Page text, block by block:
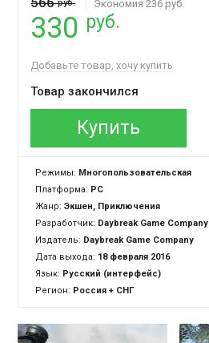
руб. Экономия 236 руб.
330 руб.
Добавьте товар, хочу купить
Товар закончился
Купить
Режимы: Многопользовательская
Платформа: PC
Жанр:Экшен, Приключения
Разработчик: Daybreak Game Company
Издатель: Daybreak Game Company
Дата выхода: 18 февраля 2016
Язык: Русский (интерфейс)
Регион: Россия + СНГ